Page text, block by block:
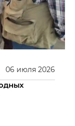
06 июля 2026